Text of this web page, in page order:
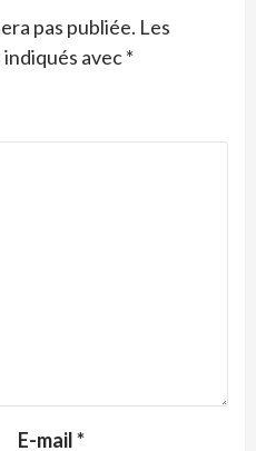
pas publiée. Les
avec*
E-mail*